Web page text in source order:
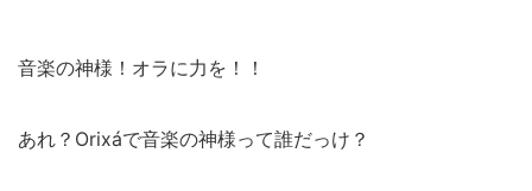
音楽の神様！オラに力を！！
あれ？Orixáで音楽の神様って誰だっけ？